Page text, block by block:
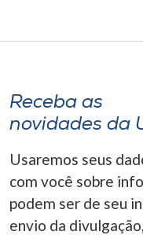
Receba as
novidades da
Usaremos seus
com você sobre
podem ser de seu
envio da